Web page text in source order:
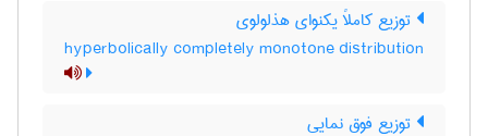
توزیع کاملاً یکنوای هذلولوی
hyperbolically completely monotone distribution
توزیع فوق نمایی